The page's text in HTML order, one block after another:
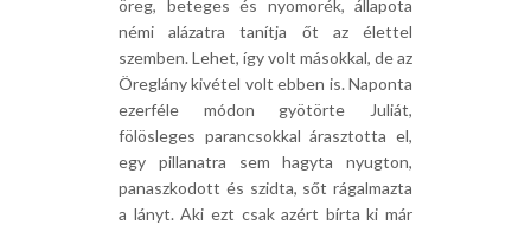
öreg, beteges és nyomorék, állapota
némi alázatra tanítja őt az élettel
szemben. Lehet, így volt másokkal, de az
Öreglány kivétel volt ebben is. Naponta
ezerféle módon gyötörte Juliát,
fölösleges parancsokkal árasztotta el,
egy pillanatra sem hagyta nyugton,
panaszkodott és szidta, sőt rágalmazta
a lányt. Aki ezt csak azért bírta ki már